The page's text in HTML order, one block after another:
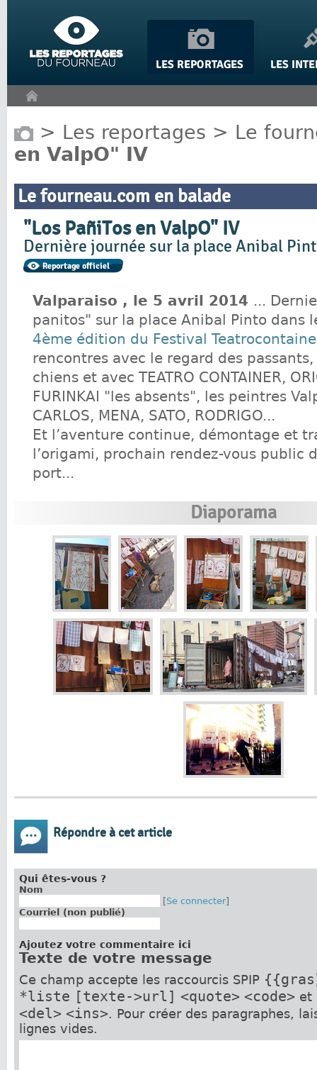
> Les reportages > Le
en ValpO" IV
Le fourneau.com en balade
"Los PañiTos en ValpO" IV
Dernière journée sur la place Anibal
Valparaiso , le 5 avril 2014 ...
panitos" sur la place Anibal Pinto dans
4ème édition du Festival
rencontres avec le regard des
chiens et avec TEATRO CONTAINER,
FURINKAI "les absents", les peintres
CARLOS, MENA, SATO, RODRIGO...
Et l’aventure continue, démontage et
l’origami, prochain rendez-vous public
port...
Diaporama
Répondre à cet article
Qui êtes-vous ?
Nom
[Se connecter]
Courriel (non publié)
Ajoutez votre commentaire ici
Texte de votre message
Ce champ accepte les raccourcis SPIP
*liste [texte->url] <quote> <code>et
<del> <ins>. Pour créer des paragraphes,
lignes vides.